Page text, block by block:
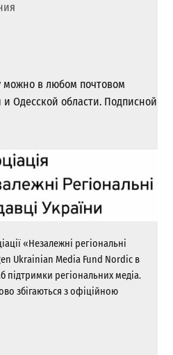
можно в любом почтовом
Одесской области. Подписной
«Незалежні регіональні
Ukrainian Media Fund Nordic в
підтримки регіональних медіа.
збігаються з офіційною